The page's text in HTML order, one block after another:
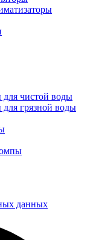
чистой воды
грязной воды
данных